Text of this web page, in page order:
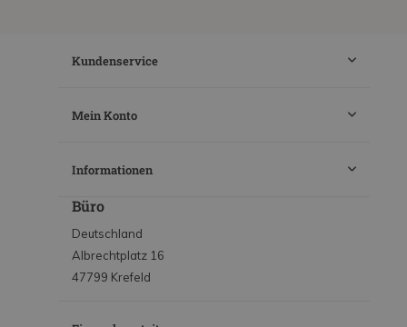
Kundenservice
Mein Konto
Informationen
Büro
Deutschland
Albrechtplatz 16
47799 Krefeld